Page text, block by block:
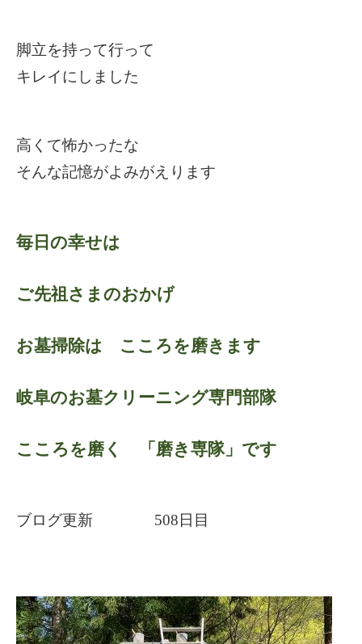
脚立を持って行って
キレイにしました
高くて怖かったな
そんな記憶がよみがえります
毎日の幸せは
ご先祖さまのおかげ
お墓掃除は こころを磨きます
岐阜のお墓クリーニング専門部隊
こころを磨く 「磨き専隊」です
ブログ更新 508日目